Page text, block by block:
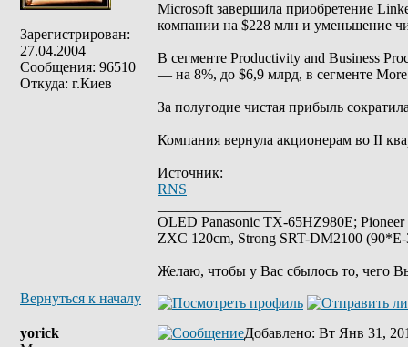
Зарегистрирован:
27.04.2004
Сообщения: 96510
Откуда: г.Киев
Microsoft завершила приобретение
компании на $228 млн и уменьшение
В сегменте Productivity and Business
— на 8%, до $6,9 млрд, в сегменте
За полугодие чистая прибыль
Компания вернула акционерам во II
Источник:
RNS
OLED Panasonic TX-65HZ980E;
ZXC 120cm, Strong SRT-DM2100
Желаю, чтобы у Вас сбылось то, чего
Вернуться к началу
yorick
Добавлено: Вт Янв 31,